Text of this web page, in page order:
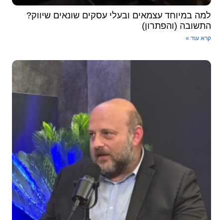
למה במיוחד עצמאים ובעלי עסקים שונאים שיווק?
התשובה (והפתרון)
קרא עוד »